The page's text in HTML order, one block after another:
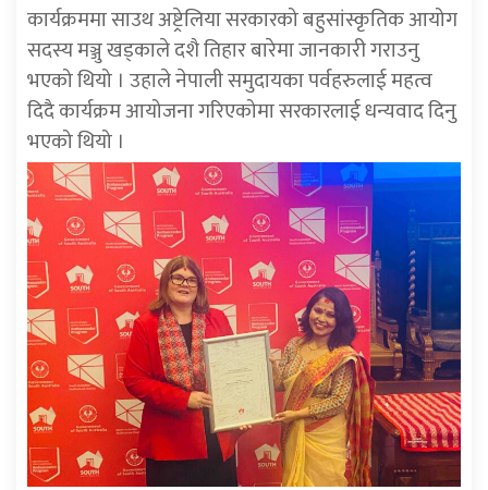
कार्यक्रममा साउथ अष्ट्रेलिया सरकारको बहुसांस्कृतिक आयोग
सदस्य मञ्जु खड्काले दशै तिहार बारेमा जानकारी गराउनु
भएको थियो । उहाले नेपाली समुदायका पर्वहरुलाई महत्व
दिदै कार्यक्रम आयोजना गरिएकोमा सरकारलाई धन्यवाद दिनु
भएको थियो ।